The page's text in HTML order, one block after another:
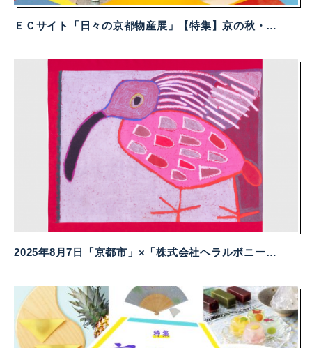
ＥＣサイト「日々の京都物産展」【特集】京の秋・冬の贈り物２０２５
2025年8月7日「京都市」×「株式会社ヘラルボニー」×「山田繊維株式会社」 京都館コラボ「風呂敷」を販売開始